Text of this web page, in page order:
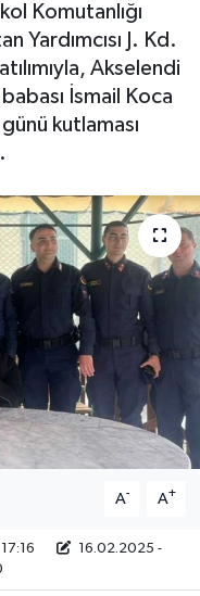
Komutanlığı
Yardımcısı J. Kd.
Akselendi
İsmail Koca
kutlaması
A- A+
16.02.2025 -